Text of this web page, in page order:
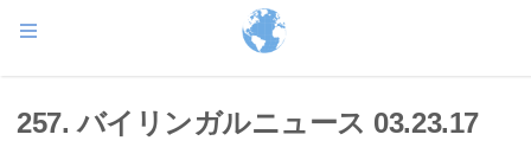
257. バイリンガルニュース 03.23.17